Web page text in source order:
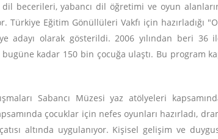
becerileri, yabancı dil öğretimi ve oyun
Eğitim Gönüllüleri Vakfı için hazırladığı
adayı olarak gösterildi. 2006 yılından beri 36
kadar 150 bin çocuğa ulaştı. Bu program
Sabancı Müzesi yaz atölyeleri
çocuklar için nefes oyunları hazırladı,
altında uygulanıyor. Kişisel gelişim ve